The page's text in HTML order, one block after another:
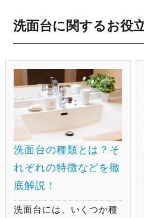
洗面台に関するお役
洗面台の種類とは？そ
れぞれの特徴などを徹
底解説！
洗面台には、いくつか種